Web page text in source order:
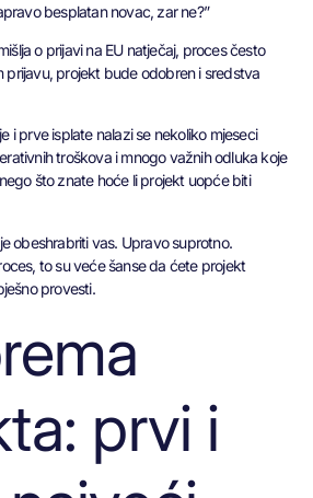
besplatan novac, zar ne?”
o prijavi na EU natječaj, proces često
prijavu, projekt bude odobren i sredstva
i prve isplate nalazi se nekoliko mjeseci
troškova i mnogo važnih odluka koje
što znate hoće li projekt uopće biti
obeshrabriti vas. Upravo suprotno.
to su veće šanse da ćete projekt
provesti.
prvi i